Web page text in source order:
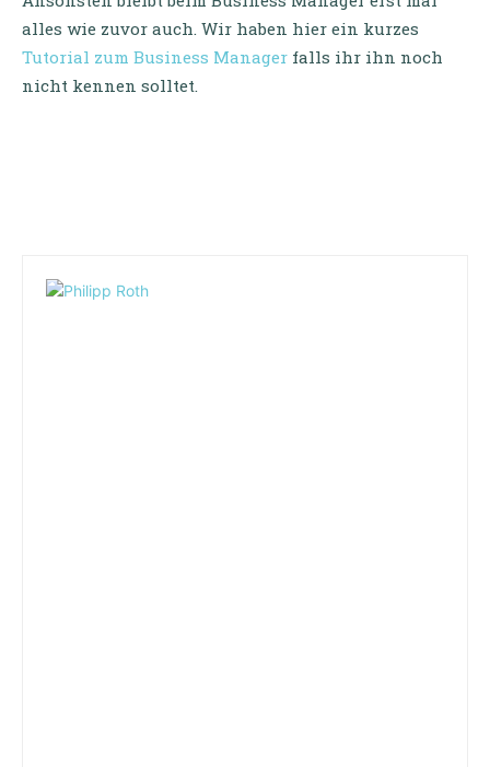
alles wie zuvor auch. Wir haben hier ein kurzes
Tutorial zum Business Manager falls ihr ihn noch
nicht kennen solltet.